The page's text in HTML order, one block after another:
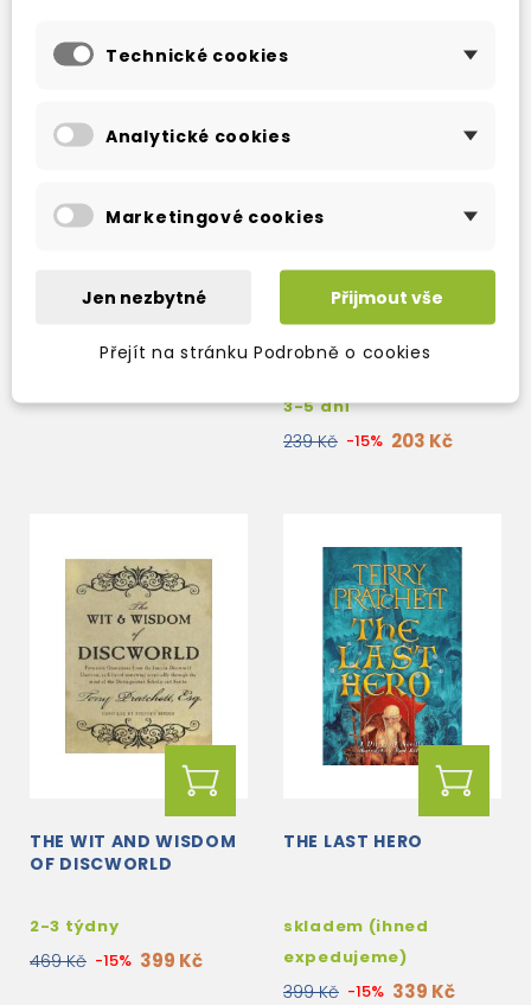
SNUFF
3-5 dní
239 Kč -15% 203 Kč
THE WIT AND WISDOM
OF DISCWORLD
2-3 týdny
469 Kč -15% 399 Kč
THE LAST HERO
skladem (ihned
expedujeme)
399 Kč -15% 339 Kč
Technické cookies
Analytické cookies
Marketingové cookies
Jen nezbytné Přijmout vše
Přejít na stránku Podrobně o cookies